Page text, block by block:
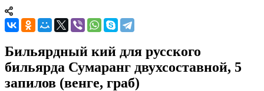
Бильярдный кий для русского
бильярда Сумаранг двухсоставной, 5
запилов (венге, граб)